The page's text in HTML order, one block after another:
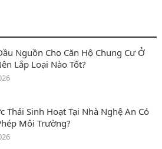
Nguồn Cho Căn Hộ Chung Cư Ở
Lắp Loại Nào Tốt?
Thải Sinh Hoạt Tại Nhà Nghệ An Có
Môi Trường?